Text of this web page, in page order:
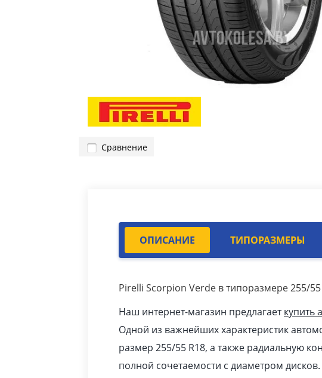
Сравнение
ОПИСАНИЕ ТИПОРАЗМЕРЫ
Pirelli Scorpion Verde в типоразмере 255/55
Наш интернет-магазин предлагаеткупить
Одной из важнейших характеристик
размер 255/55 R18, а также радиальную
полной сочетаемости с диаметром дисков.